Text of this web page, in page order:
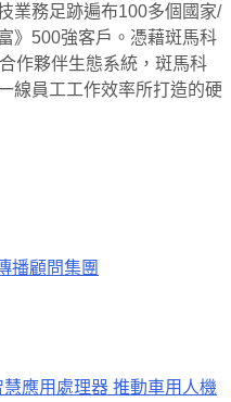
業務足跡遍布100多個國家/
》500強客戶。憑藉斑馬科
作夥伴生態系統，斑馬科
線員工工作效率所打造的硬
播顧問集團
應用處理器 推動車用人機